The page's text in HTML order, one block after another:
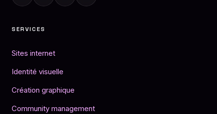
SERVICES
Sites internet
Identité visuelle
Création graphique
Community management